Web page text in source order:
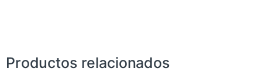
Productos relacionados